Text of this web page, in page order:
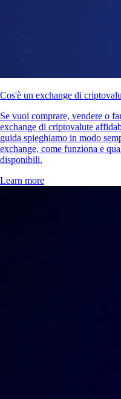
Cos'è un exchange di
Se vuoi comprare, vendere o
exchange di criptovalute
guida spieghiamo in modo
exchange, come funziona e
disponibili.
Learn more